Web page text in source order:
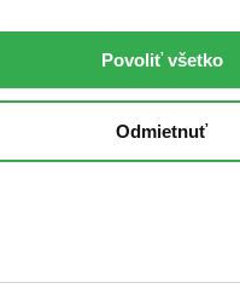
Povoliť všetko
Odmietnuť